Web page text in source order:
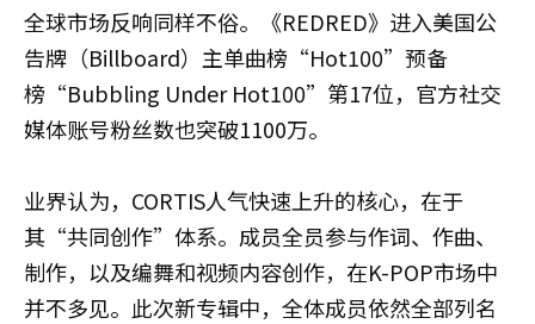
全球市场反响同样不俗。《REDRED》进入美国公
告牌（Billboard）主单曲榜“Hot100”预备
榜“Bubbling Under Hot100”第17位，官方社交
媒体账号粉丝数也突破1100万。
业界认为，CORTIS人气快速上升的核心，在于
其“共同创作”体系。成员全员参与作词、作曲、
制作，以及编舞和视频内容创作，在K-POP市场中
并不多见。此次新专辑中，全体成员依然全部列名